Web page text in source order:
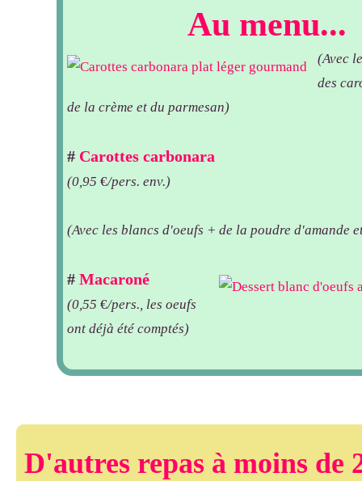
Au menu...
(Avec
des
de la crème et du parmesan)
# Carottes carbonara
(0,95 €/pers. env.)
(Avec les blancs d'oeufs + de la poudre d'amande
# Macaroné
(0,55 €/pers., les oeufs
ont déjà été comptés)
D'autres repas à moins de